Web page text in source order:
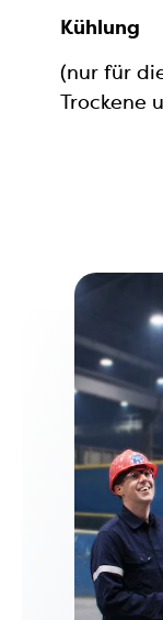
Kühlung
(nur für
Trockene